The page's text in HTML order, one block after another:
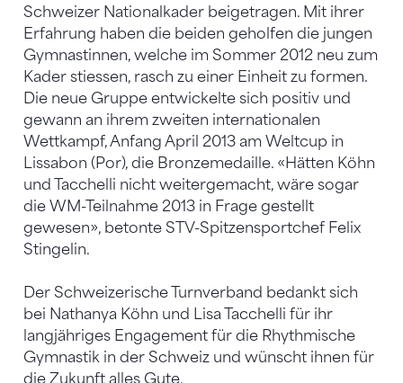
Schweizer Nationalkader beigetragen. Mit ihrer
Erfahrung haben die beiden geholfen die jungen
Gymnastinnen, welche im Sommer 2012 neu zum
Kader stiessen, rasch zu einer Einheit zu formen.
Die neue Gruppe entwickelte sich positiv und
gewann an ihrem zweiten internationalen
Wettkampf, Anfang April 2013 am Weltcup in
Lissabon (Por), die Bronzemedaille. «Hätten Köhn
und Tacchelli nicht weitergemacht, wäre sogar
die WM-Teilnahme 2013 in Frage gestellt
gewesen», betonte STV-Spitzensportchef Felix
Stingelin.
Der Schweizerische Turnverband bedankt sich
bei Nathanya Köhn und Lisa Tacchelli für ihr
langjähriges Engagement für die Rhythmische
Gymnastik in der Schweiz und wünscht ihnen für
die Zukunft alles Gute.